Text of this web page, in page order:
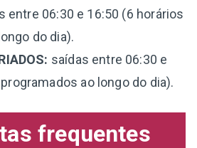
entre 06:30 e 16:50 (6 horários
do dia).
saídas entre 06:30 e
ao longo do dia).
frequentes